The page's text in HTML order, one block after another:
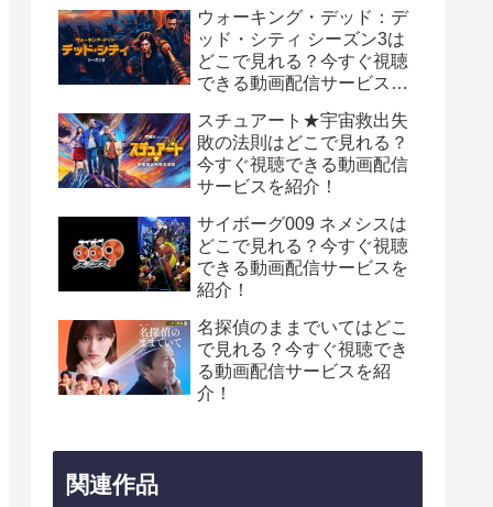
ウォーキング・デッド：デ
ッド・シティ シーズン3は
どこで見れる？今すぐ視聴
できる動画配信サービスを
スチュアート★宇宙救出失
敗の法則はどこで見れる？
今すぐ視聴できる動画配信
サービスを紹介！
サイボーグ009 ネメシスは
どこで見れる？今すぐ視聴
できる動画配信サービスを
紹介！
名探偵のままでいてはどこ
で見れる？今すぐ視聴でき
る動画配信サービスを紹
介！
関連作品